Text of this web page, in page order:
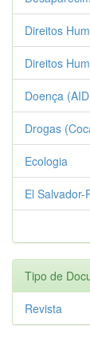
Direitos
Direitos
Doença
Drogas
Ecologia
El Salvador-
Tipo de
Revista